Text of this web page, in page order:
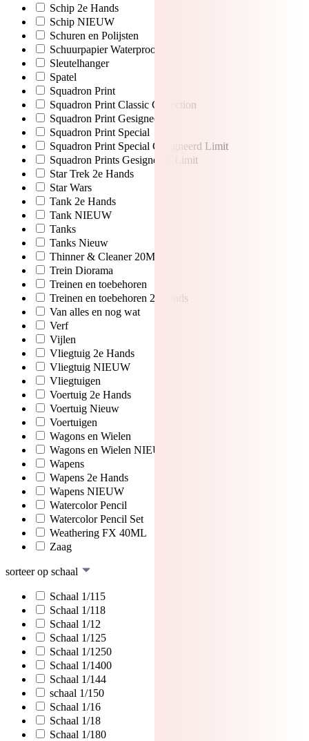
Schip 2e Hands
Schip NIEUW
Schuren en Polijsten
Schuurpapier Waterproof
Sleutelhanger
Spatel
Squadron Print
Squadron Print Classic Collection
Squadron Print Gesigneerd
Squadron Print Special
Squadron Print Special Gesigneerd Limit
Squadron Prints Gesigneerd Limit
Star Trek 2e Hands
Star Wars
Tank 2e Hands
Tank NIEUW
Tanks
Tanks Nieuw
Thinner & Cleaner 20ML
Trein Diorama
Treinen en toebehoren
Treinen en toebehoren 2e hands
Van alles en nog wat
Verf
Vijlen
Vliegtuig 2e Hands
Vliegtuig NIEUW
Vliegtuigen
Voertuig 2e Hands
Voertuig Nieuw
Voertuigen
Wagons en Wielen
Wagons en Wielen NIEUW
Wapens
Wapens 2e Hands
Wapens NIEUW
Watercolor Pencil
Watercolor Pencil Set
Weathering FX 40ML
Zaag
sorteer op schaal
Schaal 1/115
Schaal 1/118
Schaal 1/12
Schaal 1/125
Schaal 1/1250
Schaal 1/1400
Schaal 1/144
schaal 1/150
Schaal 1/16
Schaal 1/18
Schaal 1/180